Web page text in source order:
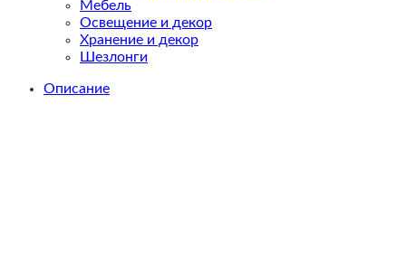
Мебель
Освещение и декор
Хранение и декор
Шезлонги
Описание